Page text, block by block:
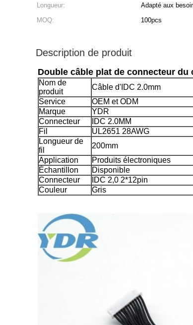
Longueur:
Adapté aux
MOQ:
100pcs
Description de produit
Double câble plat de connecteur du
Nom de
produit
Câble d'IDC 2.0mm
Service
OEM et ODM
Marque
YDR
Connecteur
IDC 2.0MM
Fil
UL2651 28AWG
Longueur de
fil
200mm
Application
Produits électroniques
Échantillon
Disponible
Connecteur
IDC 2,0 2*12pin
Couleur
Gris